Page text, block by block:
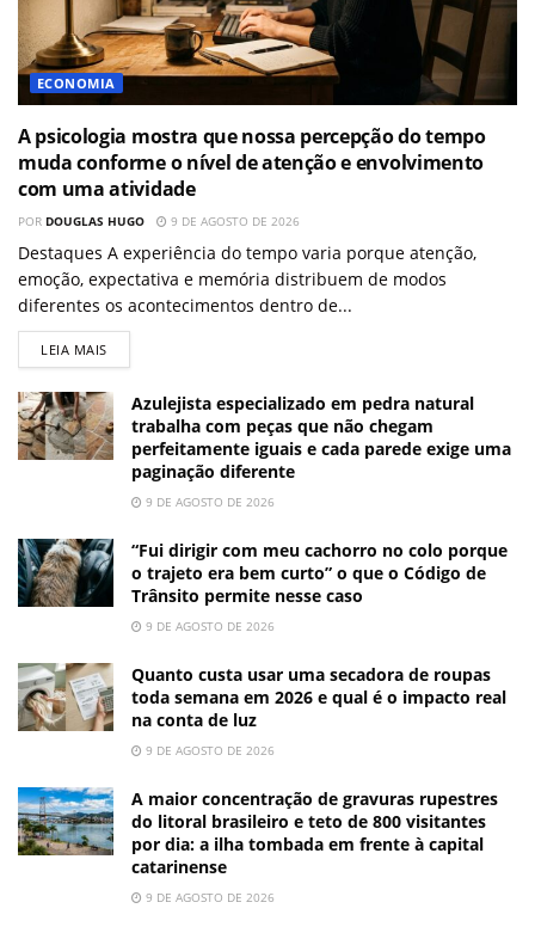
ECONOMIA
A psicologia mostra que nossa percepção do tempo
muda conforme o nível de atenção e envolvimento
com uma atividade
POR DOUGLAS HUGO 9 DE AGOSTO DE 2026
Destaques A experiência do tempo varia porque atenção,
emoção, expectativa e memória distribuem de modos
diferentes os acontecimentos dentro de...
LEIA MAIS
Azulejista especializado em pedra natural
trabalha com peças que não chegam
perfeitamente iguais e cada parede exige uma
paginação diferente
9 DE AGOSTO DE 2026
“Fui dirigir com meu cachorro no colo porque
o trajeto era bem curto” o que o Código de
Trânsito permite nesse caso
9 DE AGOSTO DE 2026
Quanto custa usar uma secadora de roupas
toda semana em 2026 e qual é o impacto real
na conta de luz
9 DE AGOSTO DE 2026
A maior concentração de gravuras rupestres
do litoral brasileiro e teto de 800 visitantes
por dia: a ilha tombada em frente à capital
catarinense
9 DE AGOSTO DE 2026